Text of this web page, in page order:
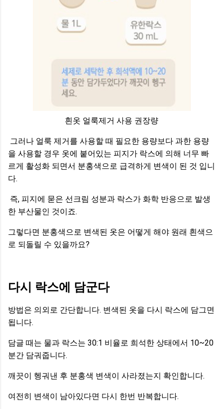
흰옷 얼룩제거 사용 권장량
그러나 얼룩 제거를 사용할 때 필요한 용량보다 과한 용량
을 사용할 경우 옷에 붙어있는 피지가 락스에 의해 너무 빠
르게 활성화 되면서 분홍색으로 급격하게 변색이 된 것 입니
다.
즉, 피지에 묻은 선크림 성분과 락스가 화학 반응으로 발생
한 부산물인 것이죠.
그렇다면 분홍색으로 변색된 옷은 어떻게 해야 원래 흰색으
로 되돌릴 수 있을까요?
다시 락스에 담군다
방법은 의외로 간단합니다. 변색된 옷을 다시 락스에 담그면
됩니다.
담글 때는 물과 락스는 30:1 비율로 희석한 상태에서 10~20
분간 담궈줍니다.
깨끗이 헹궈낸 후 분홍색 변색이 사라졌는지 확인합니다.
여전히 변색이 남아있다면 다시 한번 반복합니다.